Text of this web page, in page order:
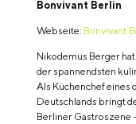
Bonvivant Berlin
Webseite:
Nikodemus Berger
der spannendsten
Als Küchenchef eines
Deutschlands bringt
Berliner Gastroszene